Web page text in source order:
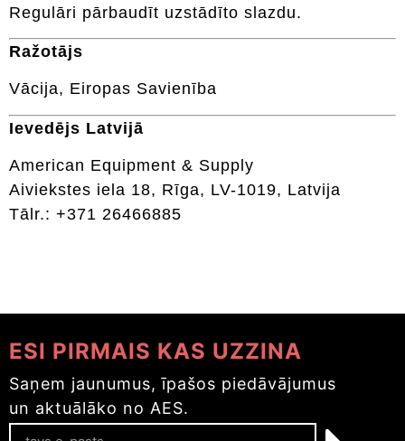
Regulāri pārbaudīt uzstādīto slazdu.
Ražotājs
Vācija, Eiropas Savienība
Ievedējs Latvijā
American Equipment & Supply
Aiviekstes iela 18, Rīga, LV-1019, Latvija
Tālr.: +371 26466885
ESI PIRMAIS KAS UZZINA
Saņem jaunumus, īpašos piedāvājumus
un aktuālāko no AES.